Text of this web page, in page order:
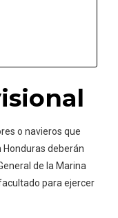
o navieros que
deberán
de la Marina
para ejercer